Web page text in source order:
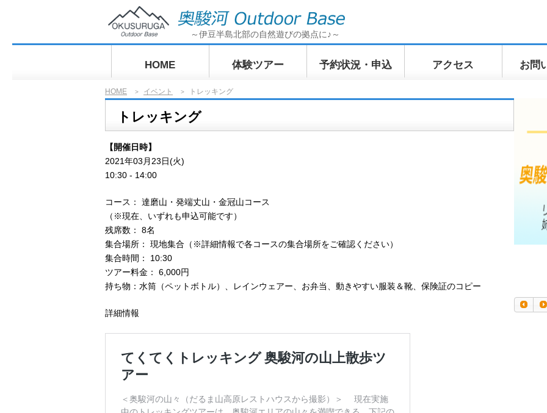
～伊豆半島北部の自然遊びの拠点に♪～
HOME 体験ツアー
ぷかぷ
予約状況・申込 アクセス お問
HOME > イベント > トレッキング
トレッキング
【開催日時】
2021年03月23日(火)
10:30 - 14:00
コース： 達磨山・発端丈山・金冠山コース
（※現在、いずれも申込可能です）
残席数： 8名
集合場所： 現地集合（※詳細情報で各コースの集合場所をご確認ください）
集合時間： 10:30
ツアー料金： 6,000円
持ち物：水筒（ペットボトル）、レインウェアー、お弁当、動きやすい服装＆靴、保険証のコピー
詳細情報